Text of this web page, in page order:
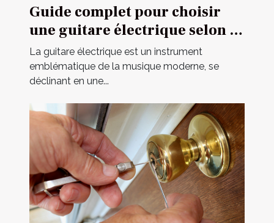
Guide complet pour choisir
une guitare électrique selon sa
construction
La guitare électrique est un instrument
emblématique de la musique moderne, se
déclinant en une...